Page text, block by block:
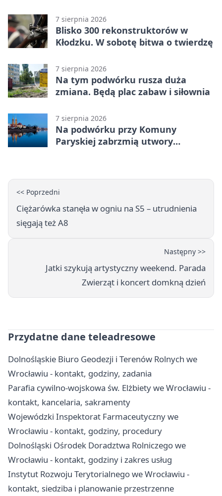
7 sierpnia 2026
Blisko 300 rekonstruktorów w
Kłodzku. W sobotę bitwa o twierdzę
7 sierpnia 2026
Na tym podwórku rusza duża
zmiana. Będą plac zabaw i siłownia
7 sierpnia 2026
Na podwórku przy Komuny
Paryskiej zabrzmią utwory
<< Poprzedni
Ciężarówka stanęła w ogniu na S5 – utrudnienia
sięgają też A8
Następny >>
Jatki szykują artystyczny weekend. Parada
Zwierząt i koncert domkną dzień
Przydatne dane teleadresowe
Dolnośląskie Biuro Geodezji i Terenów Rolnych we
Wrocławiu - kontakt, godziny, zadania
Parafia cywilno-wojskowa św. Elżbiety we Wrocławiu -
kontakt, kancelaria, sakramenty
Wojewódzki Inspektorat Farmaceutyczny we
Wrocławiu - kontakt, godziny, procedury
Dolnośląski Ośrodek Doradztwa Rolniczego we
Wrocławiu - kontakt, godziny i zakres usług
Instytut Rozwoju Terytorialnego we Wrocławiu -
kontakt, siedziba i planowanie przestrzenne